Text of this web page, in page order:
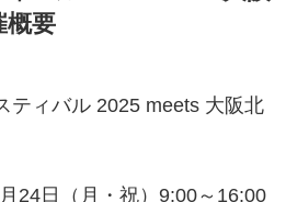
概要
ティバル 2025 meets 大阪北
24日（月・祝）9:00～16:00